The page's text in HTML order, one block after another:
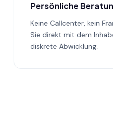
Persönliche
Keine Callcenter, kein
Sie direkt mit dem
diskrete Abwicklung.